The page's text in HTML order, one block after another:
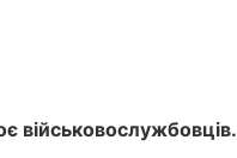
військовослужбовців.